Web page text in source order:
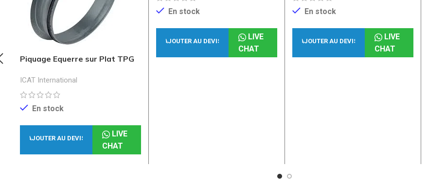
Piquage Equerre sur Plat TPG
ICAT International
En stock
AJOUTER AU DEVIS
LIVE
CHAT
En stock
AJOUTER AU DEVIS
LIVE
CHAT
En stock
AJOUTER AU DEVIS
LIVE
CHAT